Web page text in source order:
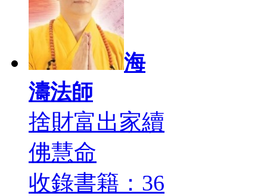
海
濤法師
捨財富出家續
佛慧命
收錄書籍：36